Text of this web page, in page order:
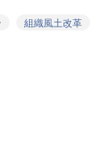
組織風土改革